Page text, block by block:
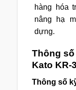
hàng hóa
nâng hạ
dựng.
Thông
Kato KR-
Thông số